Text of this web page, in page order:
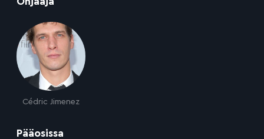
Cédric Jimenez
Pääosissa